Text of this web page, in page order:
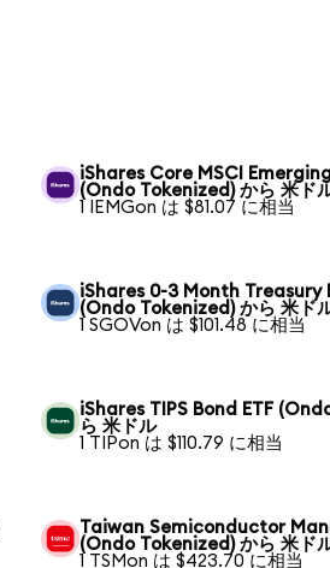
iShares Core MSCI
(Ondo Tokenized) から 米ド
1 IEMGon は $81.07 に相当
iShares 0-3 Month Treasury
(Ondo Tokenized) から 米ド
1 SGOVon は $101.48 に相当
iShares TIPS Bond ETF
ら 米ドル
1 TIPon は $110.79 に相当
Taiwan Semiconductor
(Ondo Tokenized) から 米ド
1 TSMon は $423.70 に相当